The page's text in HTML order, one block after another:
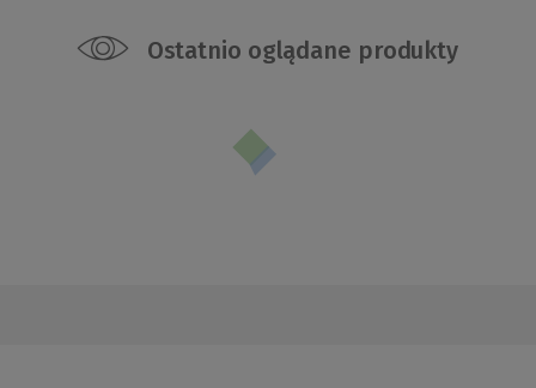
Ostatnio oglądane produkty